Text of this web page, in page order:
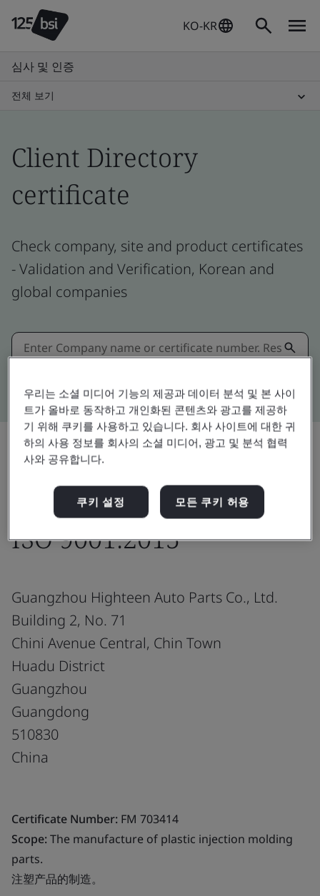
KO-KR
심사 및 인증
전체 보기
Client Directory
certificate
Check company, site and product certificates
- Validation and Verification, Korean and
global companies
ISO 9001:2015
Guangzhou Highteen Auto Parts Co., Ltd.
Building 2, No. 71
Chini Avenue Central, Chin Town
Huadu District
Guangzhou
Guangdong
510830
China
Certificate Number: FM 703414
Scope:The manufacture of plastic injection molding
parts.
注塑产品的制造。
우리는 소셜 미디어 기능의 제공과 데이터 분석 및 본 사이
트가 올바로 동작하고 개인화된 콘텐츠와 광고를 제공하
기 위해 쿠키를 사용하고 있습니다. 회사 사이트에 대한 귀
하의 사용 정보를 회사의 소셜 미디어, 광고 및 분석 협력
사와 공유합니다.
쿠키 설정 모든 쿠키 허용